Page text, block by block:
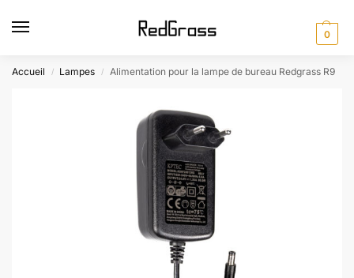
0
Accueil / Lampes / Alimentation pour la lampe de bureau Redgrass R9